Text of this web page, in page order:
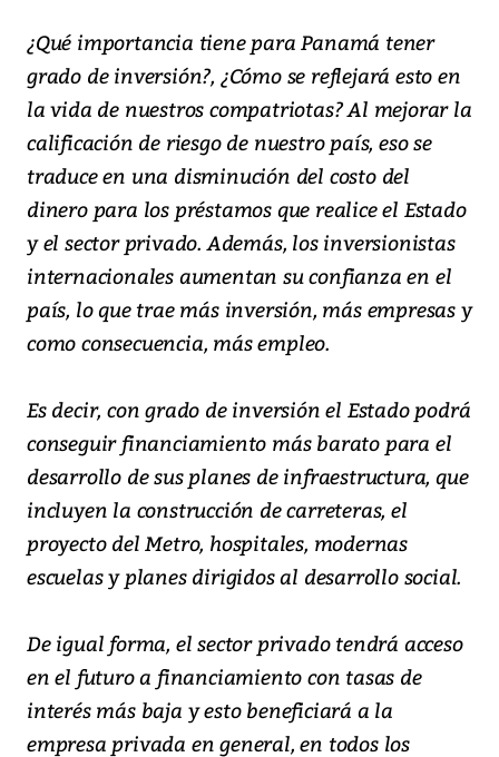
¿Qué importancia tiene para Panamá tener
grado de inversión?, ¿Cómo se reflejará esto en
la vida de nuestros compatriotas? Al mejorar la
calificación de riesgo de nuestro país, eso se
traduce en una disminución del costo del
dinero para los préstamos que realice el Estado
y el sector privado. Además, los inversionistas
internacionales aumentan su confianza en el
país, lo que trae más inversión, más empresas y
como consecuencia, más empleo.
Es decir, con grado de inversión el Estado podrá
conseguir financiamiento más barato para el
desarrollo de sus planes de infraestructura, que
incluyen la construcción de carreteras, el
proyecto del Metro, hospitales, modernas
escuelas y planes dirigidos al desarrollo social.
De igual forma, el sector privado tendrá acceso
en el futuro a financiamiento con tasas de
interés más baja y esto beneficiará a la
empresa privada en general, en todos los